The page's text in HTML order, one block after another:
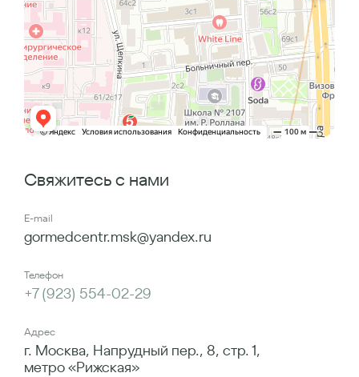
Свяжитесь с нами
E-mail
gormedcentr.msk@yandex.ru
Телефон
+7 (923) 554-02-29
Адрес
г. Москва, Напрудный пер., 8, стр. 1,
метро «Рижская»